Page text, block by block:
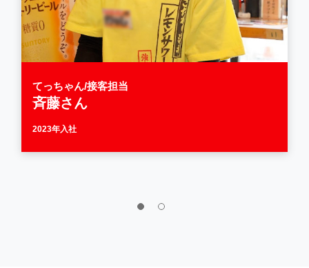
てっちゃん/接客担当
斉藤さん
2023年入社